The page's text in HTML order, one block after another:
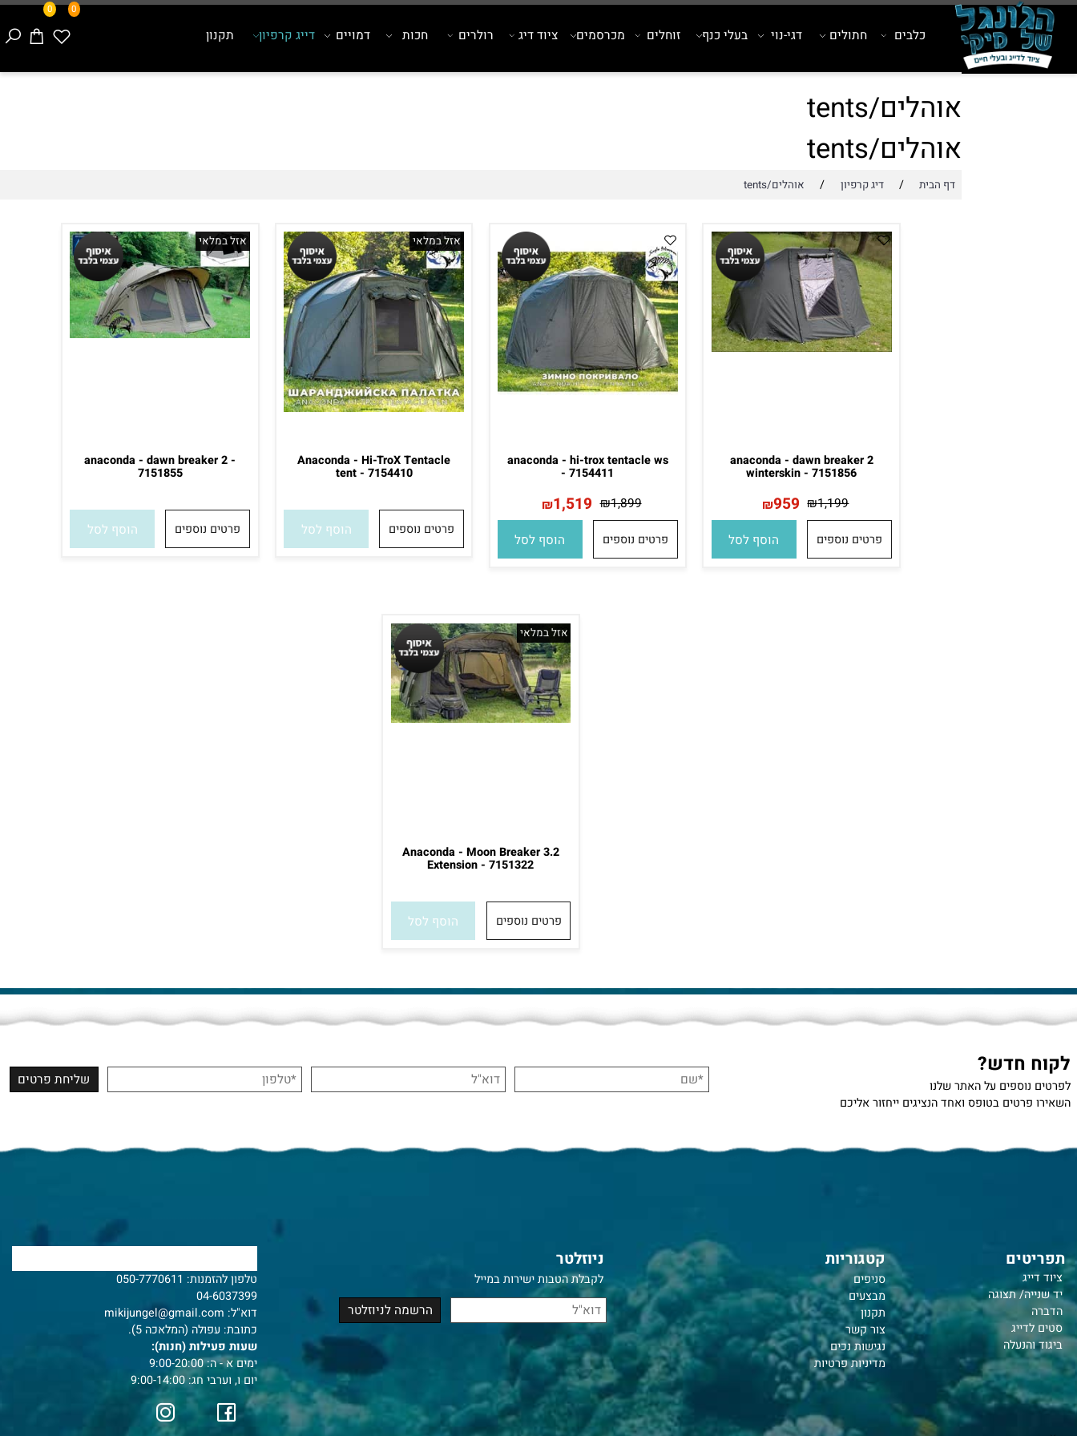
0 0
כלבים חתולים דגי-נוי בעלי כנף זוחלים מכרסמים ציוד דיג רולרים חכות דמויים דייג קרפיון תקנון
אוהלים/tents
אוהלים/tents
/ דיג קרפיון / אוהלים/tents
anaconda - dawn breaker 2
winterskin - 7151856
₪1,199
₪ 959
פרטים נוספים הוסף לסל
anaconda - hi-trox tentacle ws
- 7154411
₪1,899
₪1,519
פרטים נוספים הוסף לסל
אזל במלאי
Anaconda - Hi-TroX Tentacle
פרטים נוספים הוסף לסל
אזל במלאי
anaconda - dawn breaker 2 -
פרטים נוספים הוסף לסל
אזל במלאי
Extension - 7151322
חדש?
בטופס ואחד הנציגים ייחזור אליכם
תצוגה
קטגוריות
סניפים
מבצעים
תקנון
גישות נכים
מדיניות פרטיות
ניוזלטר
לקבלת הטבות ישירות במייל
צרו איתנו קשר
טלפון להזמנות: 050-7770611
04-6037399
דוא"ל:mikijungel@gmail.com
כתובת: עפולה (המלאכה 5).
שעות פעילות (חנות):
ימים א - ה: 9:00-20:00